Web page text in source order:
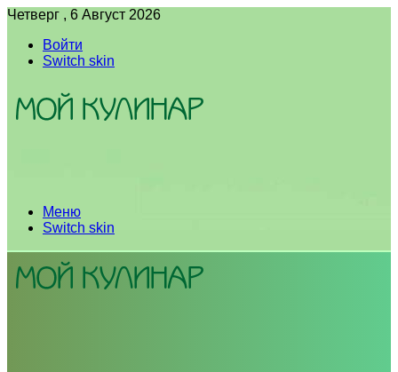
Четверг , 6 Август 2026
Войти
Switch skin
Меню
Switch skin